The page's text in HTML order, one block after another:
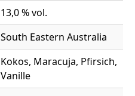
13,0 % vol.
South Eastern Australia
Kokos, Maracuja, Pfirsich,
Vanille